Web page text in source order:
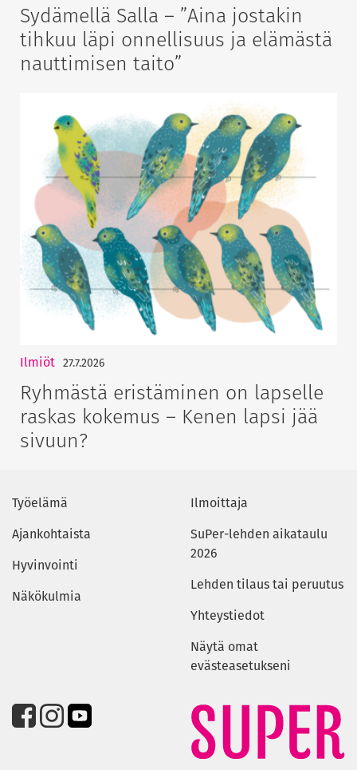
Sydämellä Salla – ”Aina jostakin
tihkuu läpi onnellisuus ja elämästä
nauttimisen taito”
Ilmiöt 27.7.2026
Ryhmästä eristäminen on lapselle
raskas kokemus – Kenen lapsi jää
sivuun?
Työelämä
Ajankohtaista
Hyvinvointi
Näkökulmia
Ilmoittaja
SuPer-lehden aikataulu
2026
Lehden tilaus tai peruutus
Yhteystiedot
Näytä omat
evästeasetukseni